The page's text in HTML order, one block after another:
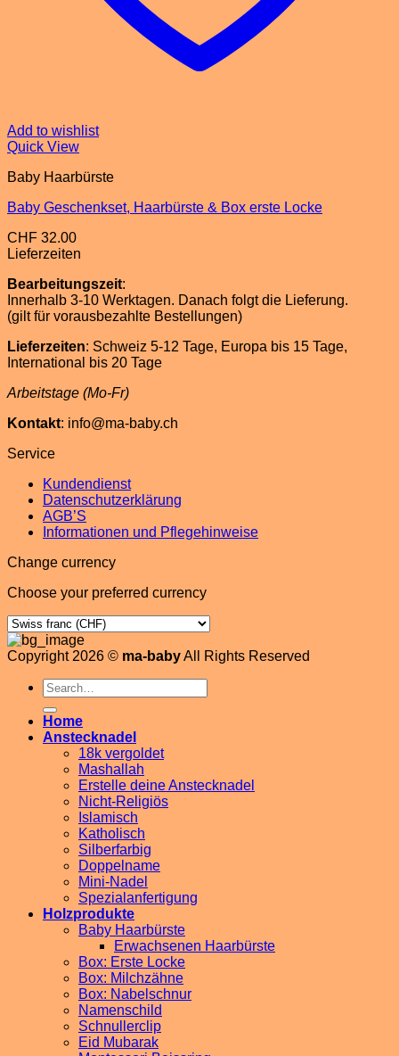
Add to wishlist
Quick View
Baby Haarbürste
Baby Geschenkset, Haarbürste & Box erste Locke
CHF 32.00
Lieferzeiten
Bearbeitungszeit:
Innerhalb 3-10 Werktagen. Danach folgt die Lieferung.
(gilt für vorausbezahlte Bestellungen)
Lieferzeiten: Schweiz 5-12 Tage, Europa bis 15 Tage,
International bis 20 Tage
Arbeitstage (Mo-Fr)
Kontakt: info@ma-baby.ch
Service
Kundendienst
Datenschutzerklärung
AGB’S
Informationen und Pflegehinweise
Change currency
Choose your preferred currency
Copyright 2026 © ma-babyAll Rights Reserved
Search
for:
Home
Anstecknadel
18k vergoldet
Mashallah
Erstelle deine Anstecknadel
Nicht-Religiös
Islamisch
Katholisch
Silberfarbig
Doppelname
Mini-Nadel
Spezialanfertigung
Holzprodukte
Baby Haarbürste
Erwachsenen Haarbürste
Box: Erste Locke
Box: Milchzähne
Box: Nabelschnur
Namenschild
Schnullerclip
Eid Mubarak